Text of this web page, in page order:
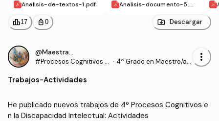
Analisis-de-textos-1.pdf
Analisis-documento-5.pd
leaderboard17 personal_bag 0 Descargar
@Maestrasu
#Procesos Cognitivos e
ctual
· 4º Grado en Maestro/a
more_vert
Trabajos-Actividades
He publicado nuevos trabajos de 4º Procesos Cognitivos e
n la Discapacidad Intelectual: Actividades